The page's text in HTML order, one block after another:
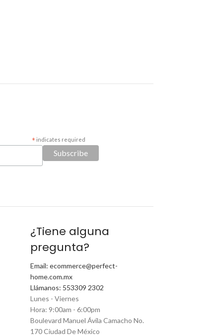
* indicates required
¿Tiene alguna
pregunta?
Email: ecommerce@perfect-
home.com.mx
Llámanos: 553309 2302
Lunes - Viernes
Hora: 9:00am - 6:00pm
Boulevard Manuel Ávila Camacho No.
170 Ciudad De México